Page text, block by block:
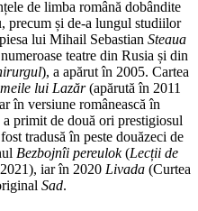
de limba română dobândite
precum și de-a lungul studiilor
lui Mihail Sebastian Steaua
teatre din Rusia și din
), a apărut în 2005. Cartea
lui Lazăr(apărută în 2011
în versiune românească în
primit de două ori prestigiosul
tradusă în peste douăzeci de
Bezbojnîi pereulok(Lecții de
iar în 2020 Livada (Curtea
Sad.